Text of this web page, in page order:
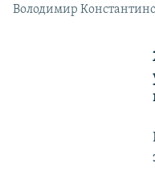
Володимир